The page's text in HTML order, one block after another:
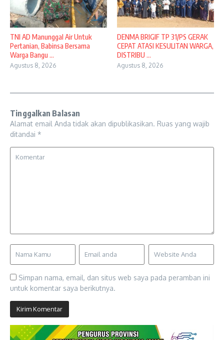
TNI AD Manunggal Air Untuk
Pertanian, Babinsa Bersama
Warga Bangu ...
Agustus 8, 2026
DENMA BRIGIF TP 31/PS GERAK
CEPAT ATASI KESULITAN WARGA,
DISTRIBU ...
Agustus 8, 2026
Tinggalkan Balasan
Alamat email Anda tidak akan dipublikasikan. Ruas yang wajib
ditandai *
Simpan nama, email, dan situs web saya pada peramban ini
untuk komentar saya berikutnya.